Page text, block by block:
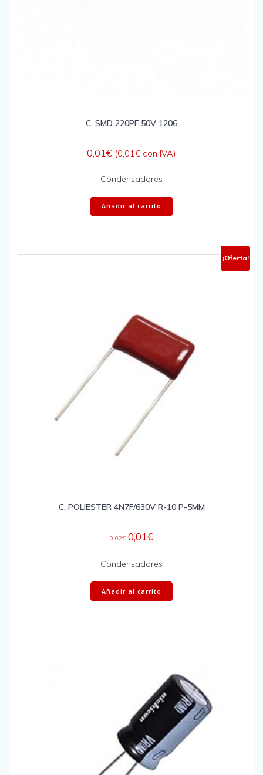
C. SMD 220PF 50V 1206
0,01€ (0,01€ con IVA)
Condensadores
Añadir al carrito
¡Oferta!
C. POLIESTER 4N7F/630V R-10 P-5MM
0,02€ 0,01€
Condensadores
Añadir al carrito